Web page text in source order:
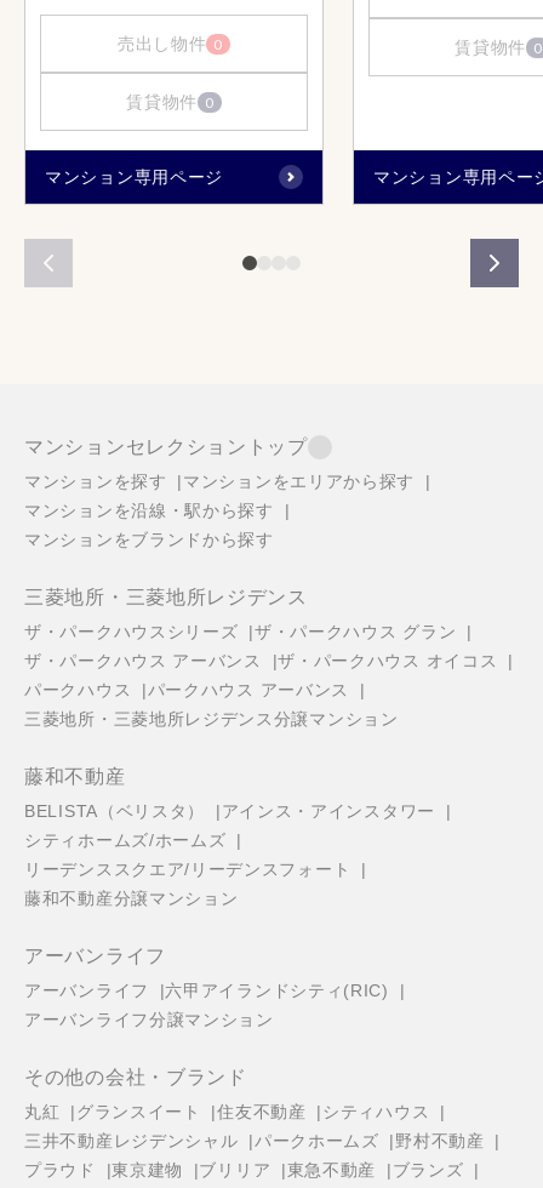
売出し物件 0
賃貸物件 0
マンション専用ページ
賃貸物件 0
マンション専用ペー
マンションセレクショントップ
マンションを探す
マンションをエリアから探す
マンションを沿線・駅から探す
マンションをブランドから探す
三菱地所・三菱地所レジデンス
ザ・パークハウスシリーズ
ザ・パークハウス グラン
ザ・パークハウス アーバンス
ザ・パークハウス オイコス
パークハウス
パークハウス アーバンス
三菱地所・三菱地所レジデンス分譲マンション
藤和不動産
BELISTA（ベリスタ）
アインス・アインスタワー
シティホームズ/ホームズ
リーデンススクエア/リーデンスフォート
藤和不動産分譲マンション
アーバンライフ
アーバンライフ
六甲アイランドシティ(RIC)
アーバンライフ分譲マンション
その他の会社・ブランド
丸紅 グランスイート 住友不動産
シティハウス
三井不動産レジデンシャル
パークホームズ
野村不動産
プラウド
東京建物 ブリリア 東急不動産
ブランズ